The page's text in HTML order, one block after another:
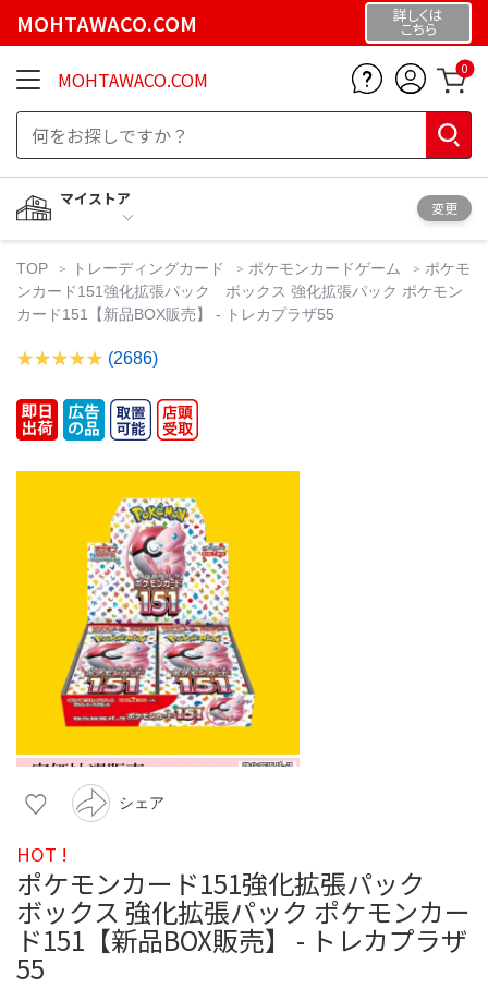
MOHTAWACO.COM 詳しくは
こちら
MOHTAWACO.COM 0
マイストア
変更
TOP トレーディングカード ポケモンカードゲーム
ポケモ
ンカード151強化拡張パック ボックス 強化拡張パック ポケモン
カード151【新品BOX販売】 - トレカプラザ55
(2686)
シェア
HOT !
ポケモンカード151強化拡張パック
ボックス 強化拡張パック ポケモンカー
ド151【新品BOX販売】 - トレカプラザ
55